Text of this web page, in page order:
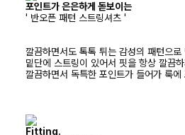
포인트가 은은하게 돋보이는
' 반오픈 패턴 스트링셔츠 '
깔끔하면서도 톡톡 튀는 감성의 패턴으
밑단에 스트링이 있어서 핏을 항상 깔끔
깔끔하면서 독특한 포인트가 들어가 룩
Fitting.